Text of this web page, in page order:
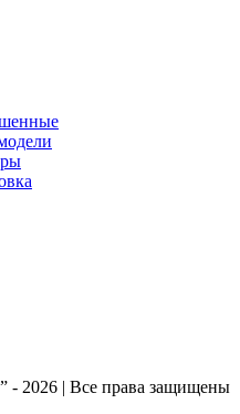
- 2026 | Все права защищены